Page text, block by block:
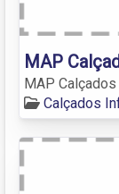
MAP
MAP Calçados
Calçados